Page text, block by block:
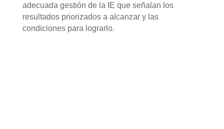
adecuada gestión de la IE que señalan los
resultados priorizados a alcanzar y las
condiciones para lograrlo.